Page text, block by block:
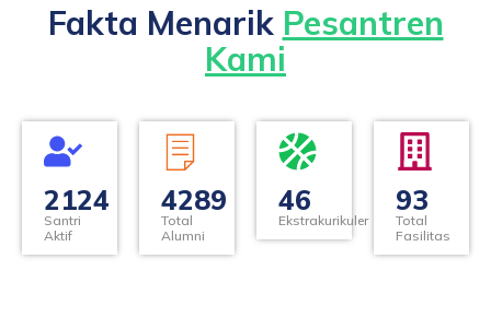
Fakta Menarik Pesantren
Kami
2124
Santri
Aktif
4289
Total
Alumni
46
Ekstrakurikuler
93
Total
Fasilitas